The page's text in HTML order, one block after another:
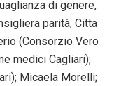
di genere,
parità, Citta
(Consorzio Vero
medici Cagliari);
Micaela Morelli;